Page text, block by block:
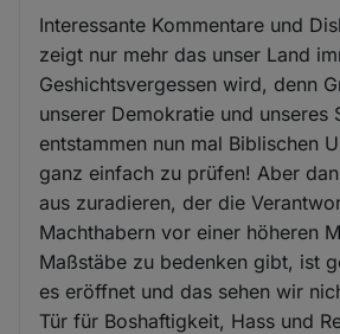
Interessante Kommentare und
zeigt nur mehr das unser Land
Geshichtsvergessen wird, denn
unserer Demokratie und unseres
entstammen nun mal Biblischen
ganz einfach zu prüfen! Aber
aus zuradieren, der die
Machthabern vor einer höheren
Maßstäbe zu bedenken gibt, ist
es eröffnet und das sehen wir
Tür für Boshaftigkeit, Hass und